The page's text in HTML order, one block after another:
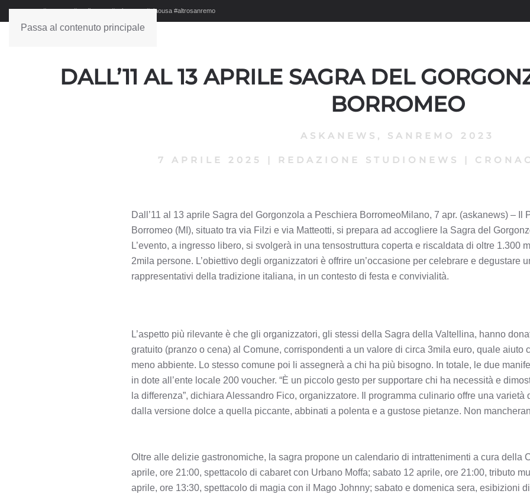
Passa al contenuto principale
#sanremo #studionews #askanews #ciaousa #altrosanremo
DALL’11 AL 13 APRILE SAGRA DEL
BORROMEO
ASKANEWS , SANREMO 2023
7 APRILE 2025 | REDAZIONE STUDIONEWS |
Dall’11 al 13 aprile Sagra del Gorgonzola a Peschiera BorromeoMilano, 7 apr. (askanews) – Il
Borromeo (MI), situato tra via Filzi e via Matteotti, si prepara ad accogliere la Sagra del
L’evento, a ingresso libero, si svolgerà in una tensostruttura coperta e riscaldata di oltre 1.300
2mila persone. L’obiettivo degli organizzatori è offrire un’occasione per celebrare e degustare
rappresentativi della tradizione italiana, in un contesto di festa e convivialità.
L’aspetto più rilevante è che gli organizzatori, gli stessi della Sagra della Valtellina, hanno
gratuito (pranzo o cena) al Comune, corrispondenti a un valore di circa 3mila euro, quale aiuto
meno abbiente. Lo stesso comune poi li assegnerà a chi ha più bisogno. In totale, le due
in dote all’ente locale 200 voucher. “È un piccolo gesto per supportare chi ha necessità e
la differenza”, dichiara Alessandro Fico, organizzatore. Il programma culinario offre una
dalla versione dolce a quella piccante, abbinati a polenta e a gustose pietanze. Non
Oltre alle delizie gastronomiche, la sagra propone un calendario di intrattenimenti a cura della
aprile, ore 21:00, spettacolo di cabaret con Urbano Moffa; sabato 12 aprile, ore 21:00, tributo
aprile, ore 13:30, spettacolo di magia con il Mago Johnny; sabato e domenica sera, esibizioni